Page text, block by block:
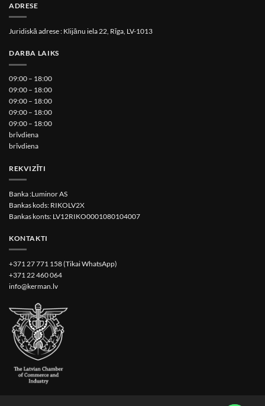
ADRESE
Juridiskā adrese : Klijānu iela 22, Rīga, LV-1013
DARBA LAIKS
09:00 – 18:00
09:00 – 18:00
09:00 – 18:00
09:00 – 18:00
09:00 – 18:00
brīvdiena
brīvdiena
REKVIZĪTI
Banka :Luminor AS
Bankas kods: RIKOLV2X
Bankas konts: LV12RIKO0001080104007
KONTAKTI
+371 27 771 158 (Tikai WhatsApp)
+371 22 460 064
info@kerman.lv